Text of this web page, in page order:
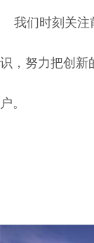
我们时刻关注
识，努力把创新
户。